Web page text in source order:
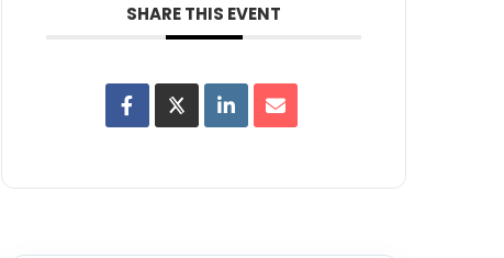
SHARE THIS EVENT